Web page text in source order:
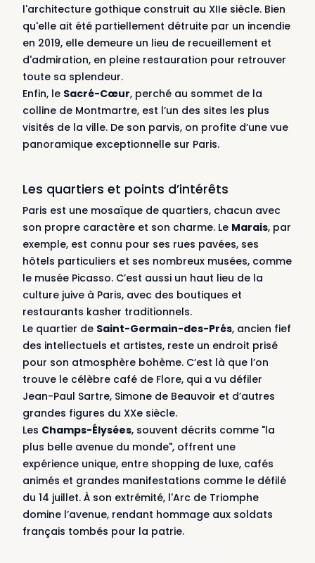
l'architecture gothique construit au XIIe siècle. Bien
qu'elle ait été partiellement détruite par un incendie
en 2019, elle demeure un lieu de recueillement et
d'admiration, en pleine restauration pour retrouver
toute sa splendeur.
Enfin, le Sacré-Cœur, perché au sommet de la
colline de Montmartre, est l’un des sites les plus
visités de la ville. De son parvis, on profite d’une vue
panoramique exceptionnelle sur Paris.
Les quartiers et points d’intérêts
Paris est une mosaïque de quartiers, chacun avec
son propre caractère et son charme. Le Marais, par
exemple, est connu pour ses rues pavées, ses
hôtels particuliers et ses nombreux musées, comme
le musée Picasso. C’est aussi un haut lieu de la
culture juive à Paris, avec des boutiques et
restaurants kasher traditionnels.
Le quartier de Saint-Germain-des-Prés, ancien fief
des intellectuels et artistes, reste un endroit prisé
pour son atmosphère bohème. C’est là que l’on
trouve le célèbre café de Flore, qui a vu défiler
Jean-Paul Sartre, Simone de Beauvoir et d’autres
grandes figures du XXe siècle.
Les Champs-Élysées, souvent décrits comme "la
plus belle avenue du monde", offrent une
expérience unique, entre shopping de luxe, cafés
animés et grandes manifestations comme le défilé
du 14 juillet. À son extrémité, l'Arc de Triomphe
domine l’avenue, rendant hommage aux soldats
français tombés pour la patrie.